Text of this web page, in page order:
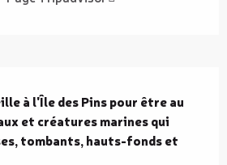
à l'Île des Pins pour être au
et créatures marines qui
tombants, hauts-fonds et